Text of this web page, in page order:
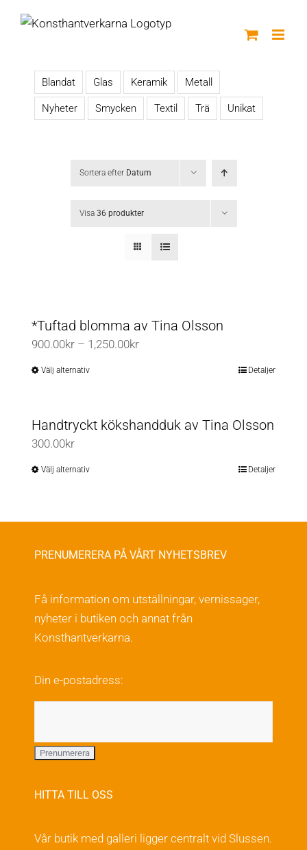
Blandat Glas Keramik Metall
Nyheter Smycken Textil Trä Unikat
Sortera efter Datum
Visa 36 produkter
*Tuftad blomma av Tina Olsson
900.00kr – 1,250.00krPrisintervall:
Välj alternativDen
har
varianter.
produktsidan
Detaljer
Handtryckt kökshandduk av Tina Olsson
300.00kr
Välj alternativDen
flera
olika
alternativen
kan
på
produktsidan
Detaljer
PRENUMERERA PÅ VÅRT NYHETSBREV
Få information om utställningar, vernissager,
nyheter i butiken och annat från
Konsthantverkarna.
Din e-postadress:
HITTA TILL OSS
Vår butik med galleri ligger centralt vid Slussen.